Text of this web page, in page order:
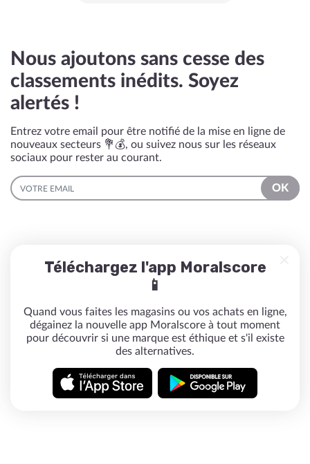
Nous ajoutons sans cesse des
classements inédits. Soyez
alertés !
Entrez votre email pour être notifié de la mise en ligne de
nouveaux secteurs 💐💰, ou suivez nous sur les réseaux
sociaux pour rester au courant.
EMAIL
OK
Téléchargez l'app Moralscore
📱
Quand vous faites les magasins ou vos achats en ligne,
dégainez la nouvelle app Moralscore à tout moment
pour découvrir si une marque est éthique et s'il existe
des alternatives.